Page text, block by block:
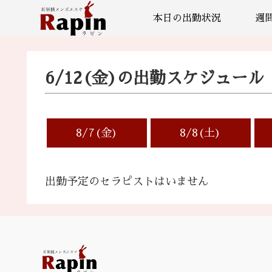
本日の出勤状況 週
6/12(金)の出勤スケジュール
8/7(金) 8/8(土)
出勤予定のセラピストはいません